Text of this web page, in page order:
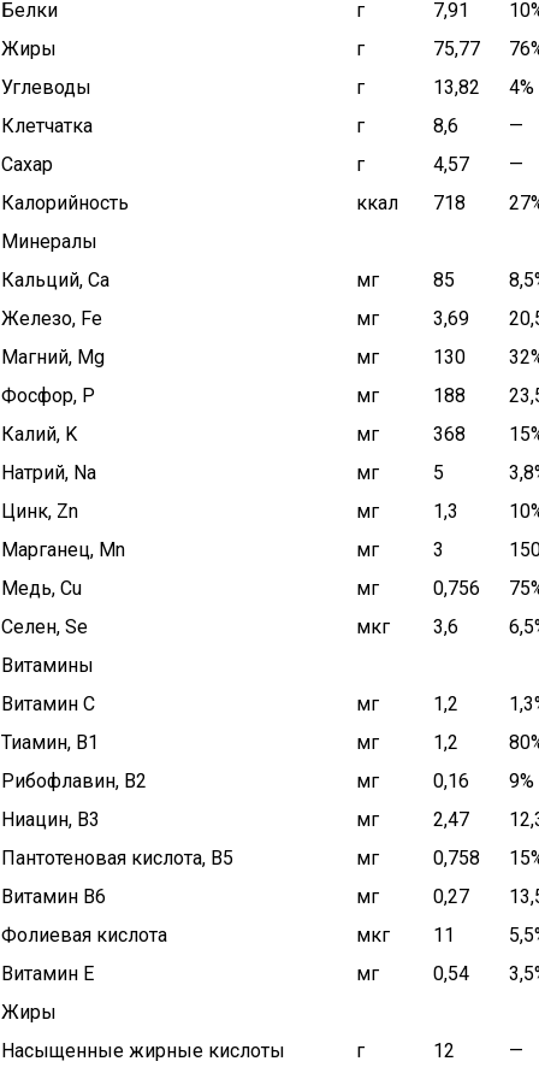
Белки
г 7,91
Жиры
г 75,77
Углеводы
г 13,82
4%
Клетчатка
г 8,6
—
Сахар
г 4,57
—
Калорийность
ккал 718
Минералы
Кальций, Ca
мг 85
Железо, Fe
мг 3,69
Магний, Mg
мг 130
Фосфор, P
мг 188
Калий, K
мг 368
Натрий, Na
мг 5
Цинк, Zn
мг 1,3
Марганец, Mn
мг 3
Медь, Cu
мг 0,756
Селен, Se
мкг 3,6
Витамины
Витамин C
мг 1,2
Тиамин, B1
мг 1,2
Рибофлавин, B2
мг 0,16
9%
Ниацин, B3
мг 2,47
Пантотеновая кислота, B5
мг 0,758
Витамин B6
мг 0,27
Фолиевая кислота
мкг 11
Витамин E
мг 0,54
Жиры
Насыщенные жирные кислоты
г 12
—